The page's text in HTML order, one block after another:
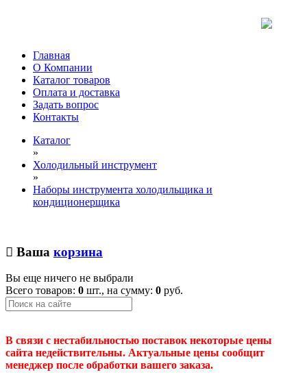
Главная
О Компании
Каталог товаров
Оплата и доставка
Задать вопрос
Контакты
Каталог
»
Холодильный инструмент
»
Наборы инструмента холодильщика и
кондиционерщика
Ваша корзина
Вы еще ничего не выбрали
Всего товаров: 0 шт., на сумму: 0 руб.
В связи с нестабильностью поставок некоторые цены
сайта недействительны. Актуальные цены сообщит
менеджер после обработки вашего заказа.